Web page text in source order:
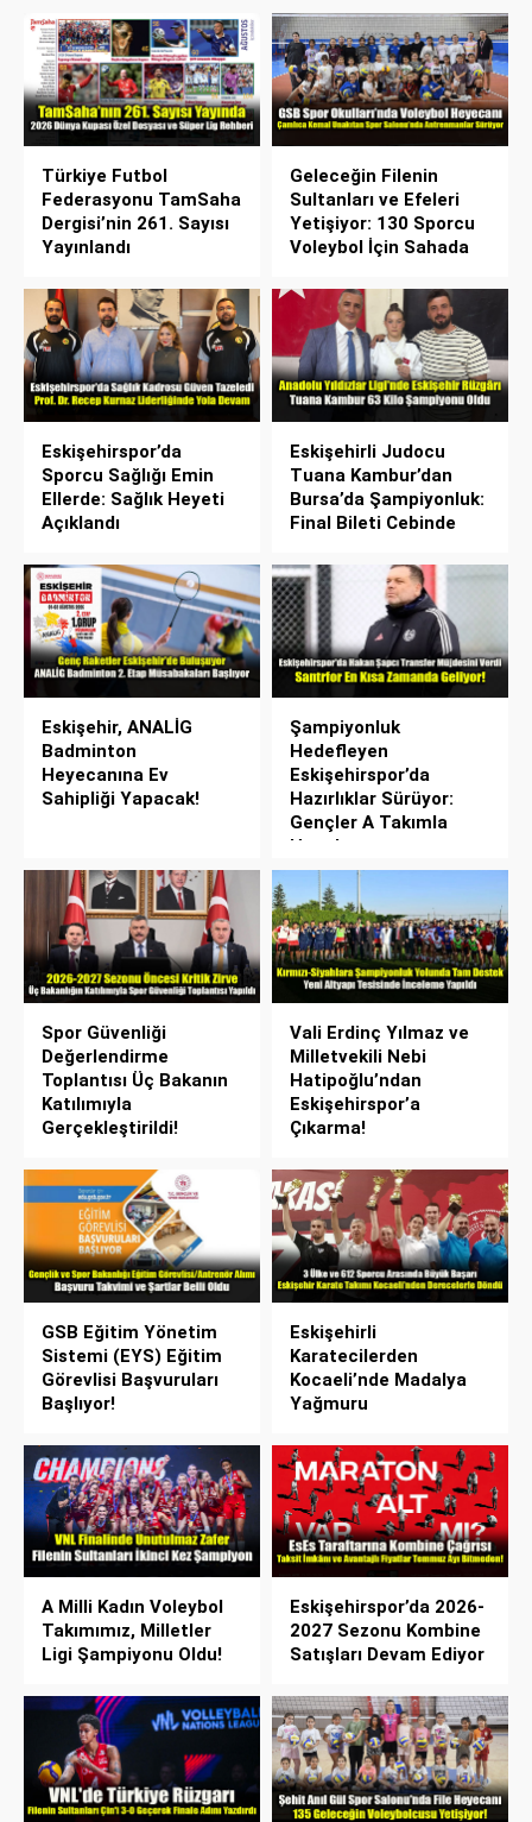
Türkiye Futbol
Federasyonu TamSaha
Dergisi’nin 261. Sayısı
Yayınlandı
Geleceğin Filenin
Sultanları ve Efeleri
Yetişiyor: 130 Sporcu
Voleybol İçin Sahada
Eskişehirspor’da
Sporcu Sağlığı Emin
Ellerde: Sağlık Heyeti
Açıklandı
Eskişehirli Judocu
Tuana Kambur’dan
Bursa’da Şampiyonluk:
Final Bileti Cebinde
Eskişehir, ANALİG
Badminton
Heyecanına Ev
Sahipliği Yapacak!
Şampiyonluk
Hedefleyen
Eskişehirspor’da
Hazırlıklar Sürüyor:
Gençler A Takımla
Hazırlanıyor
Spor Güvenliği
Değerlendirme
Toplantısı Üç Bakanın
Katılımıyla
Gerçekleştirildi!
Vali Erdinç Yılmaz ve
Milletvekili Nebi
Hatipoğlu’ndan
Eskişehirspor’a
Çıkarma!
GSB Eğitim Yönetim
Sistemi (EYS) Eğitim
Görevlisi Başvuruları
Başlıyor!
Eskişehirli
Karatecilerden
Kocaeli’nde Madalya
Yağmuru
A Milli Kadın Voleybol
Takımımız, Milletler
Ligi Şampiyonu Oldu!
Eskişehirspor’da 2026-
2027 Sezonu Kombine
Satışları Devam Ediyor